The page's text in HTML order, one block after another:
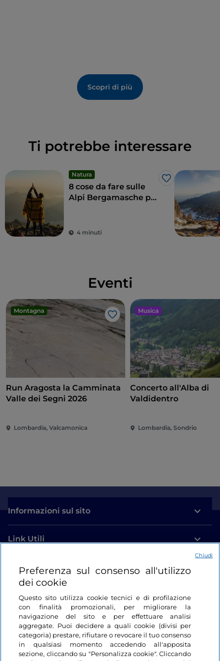
Scopri di più
Ti potrebbe interessare
Natura
Like
8 cose da fare sulle
Alpi Bergamasche per
4 minuti
Eventi
Montagna
Like
Run Aragosta la Camminata
Valle dei Segni 2026
Lombardia, Valcamonica
Musica
Concerto all'Alba di
Valdidentro
Lombardia, Sondrio
Informazioni sul sito
Link Utili
Login
Restiamo in contatto
Preferenza sul consenso all'utilizzo
dei cookie
Questo sito utilizza cookie tecnici e di profilazione
con finalità promozionali, per migliorare la
navigazione del sito e per effettuare analisi
aggregate. Puoi decidere a quali cookie (divisi per
categoria) prestare, rifiutare o revocare il tuo consenso
in qualsiasi momento accedendo all'apposita
sezione, cliccando su "Personalizza cookie". Cliccando
Chiudi